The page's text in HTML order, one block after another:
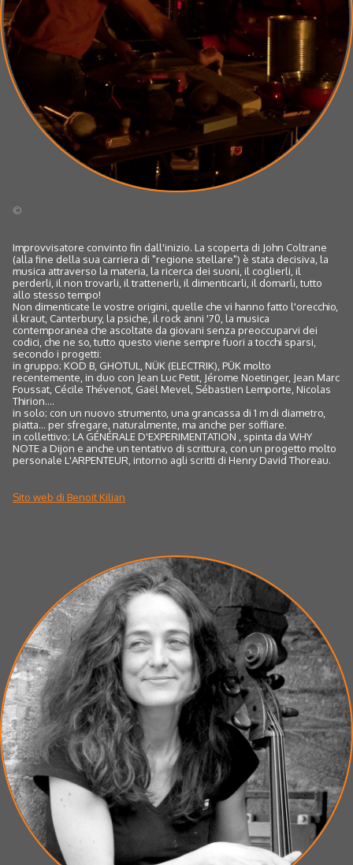
©
Improvvisatore convinto fin dall'inizio. La scoperta di John Coltrane
(alla fine della sua carriera di "regione stellare") è stata decisiva, la
musica attraverso la materia, la ricerca dei suoni, il coglierli, il
perderli, il non trovarli, il trattenerli, il dimenticarli, il domarli, tutto
allo stesso tempo!
Non dimenticate le vostre origini, quelle che vi hanno fatto l'orecchio,
il kraut, Canterbury, la psiche, il rock anni '70, la musica
contemporanea che ascoltate da giovani senza preoccuparvi dei
codici, che ne so, tutto questo viene sempre fuori a tocchi sparsi,
secondo i progetti:
in gruppo; KOD B, GHOTUL, NÜK (ELECTRIK), PÜK molto
recentemente, in duo con Jean Luc Petit, Jérome Noetinger, Jean Marc
Foussat, Cécile Thévenot, Gaël Mevel, Sébastien Lemporte, Nicolas
Thirion....
in solo; con un nuovo strumento, una grancassa di 1 m di diametro,
piatta... per sfregare, naturalmente, ma anche per soffiare.
in collettivo; LA GÉNÉRALE D'EXPERIMENTATION , spinta da WHY
NOTE a Dijon e anche un tentativo di scrittura, con un progetto molto
personale L'ARPENTEUR, intorno agli scritti di Henry David Thoreau.
Sito web di Benoit Kilian